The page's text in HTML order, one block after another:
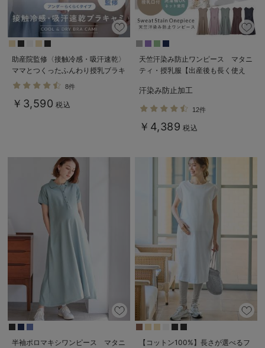
助産院監修〈接触冷感・吸汗速乾〉
ママとつくったふんわり授乳ブラキ
ャミ アンダーらくらくタイプ
8件
￥3,590 税込
天竺汗染み防止ワンピース マタニ
ティ・授乳服【出産後も長く使え
汗染み防止加工
12件
￥4,389 税込
半袖ポロマキシワンピース マタニ
【コットン100%】長さが選べるフ